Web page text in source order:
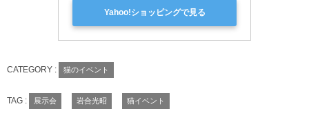
Yahoo!ショッピングで見る
CATEGORY : 猫のイベント
TAG : 展示会 岩合光昭 猫イベント